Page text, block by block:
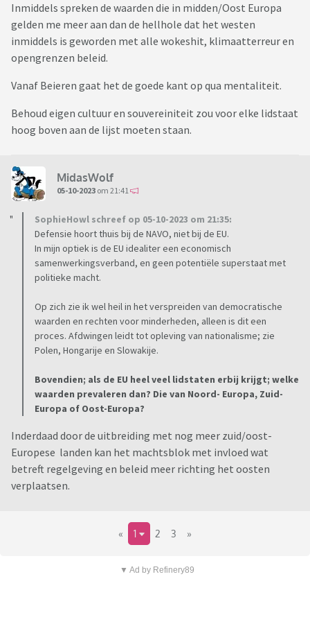
Inmiddels spreken de waarden die in midden/Oost Europa
gelden me meer aan dan de hellhole dat het westen
inmiddels is geworden met alle wokeshit, klimaatterreur en
opengrenzen beleid.
Vanaf Beieren gaat het de goede kant op qua mentaliteit.
Behoud eigen cultuur en souvereiniteit zou voor elke lidstaat
hoog boven aan de lijst moeten staan.
MidasWolf
05-10-2023 om 21:41
SophieHowl schreef op 05-10-2023 om 21:35:
Defensie hoort thuis bij de NAVO, niet bij de EU.
In mijn optiek is de EU idealiter een economisch
samenwerkingsverband, en geen potentiële superstaat met
politieke macht.
Op zich zie ik wel heil in het verspreiden van democratische
waarden en rechten voor minderheden, alleen is dit een
proces. Afdwingen leidt tot opleving van nationalisme; zie
Polen, Hongarije en Slowakije.
Bovendien; als de EU heel veel lidstaten erbij krijgt; welke
waarden prevaleren dan? Die van Noord- Europa, Zuid-
Europa of Oost-Europa?
Inderdaad door de uitbreiding met nog meer zuid/oost-
Europese landen kan het machtsblok met invloed wat
betreft regelgeving en beleid meer richting het oosten
verplaatsen.
« 1 2 3 »
▼ Ad by Refinery89